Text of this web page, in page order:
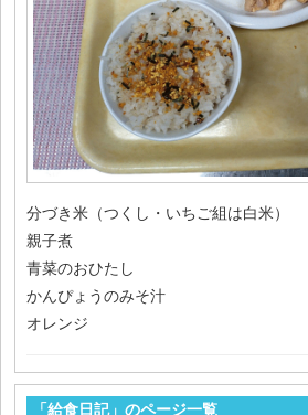
分づき米（つくし・いちご組は白米）
親子煮
青菜のおひたし
かんぴょうのみそ汁
オレンジ
「給食日記」のページ一覧